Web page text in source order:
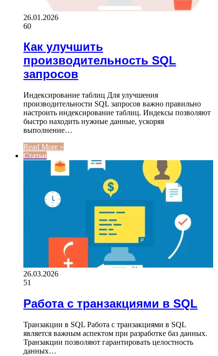
26.01.2026
60
Как улучшить
производительность SQL
запросов
Индексирование таблиц Для улучшения
производительности SQL запросов важно правильно
настроить индексирование таблиц. Индексы позволяют
быстро находить нужные данные, ускоряя
выполнение…
Read More »
Статьи
26.03.2026
51
Работа с транзакциями в SQL
Транзакции в SQL Работа с транзакциями в SQL
является важным аспектом при разработке баз данных.
Транзакции позволяют гарантировать целостность
данных…